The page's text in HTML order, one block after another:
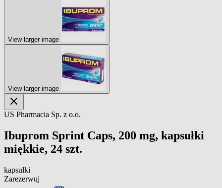
View larger image
View larger image
US Pharmacia Sp. z o.o.
Ibuprom Sprint Caps, 200 mg, kapsułki
miękkie, 24 szt.
kapsułki
Zarezerwuj